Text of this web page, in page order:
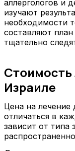
аллергологов и
изучают
необходимости
составляют
тщательно
Стоимость
Израиле
Цена на
отличаться в
зависит от типа